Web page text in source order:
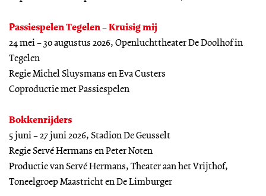
Passiespelen Tegelen – Kruisig mij
24 mei – 30 augustus 2026, Openluchttheater De Doolhof in
Tegelen
Regie Michel Sluysmans en Eva Custers
Coproductie met Passiespelen
Bokkenrijders
5 juni – 27 juni 2026, Stadion De Geusselt
Regie Servé Hermans en Peter Noten
Productie van Servé Hermans, Theater aan het Vrijthof,
Toneelgroep Maastricht en De Limburger